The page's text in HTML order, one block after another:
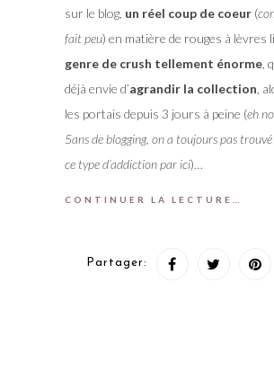
sur le blog, un réel coup de coeur(
fait peu) en matière de rouges à lèvres
genre de crush tellement énorme,
déjà envie d’agrandir la collection ,
les portais depuis 3 jours à peine (eh
5ans de blogging, on a toujours pas
ce type d’addiction par ici)…
CONTINUER LA LECTURE…
Partager: